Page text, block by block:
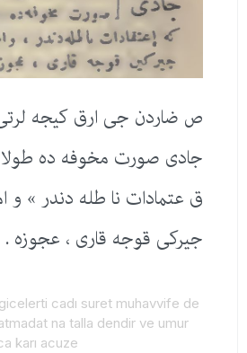
ص ضاردن جی ارق كیجه
جادی صورت مخوفه ده طولا
ق عتمادات نا طلە دندر » و
جیركی قوجه قاری ، عجوزه .
cadı suret muhavvife de
na talla dendir ve umur
karı acuze